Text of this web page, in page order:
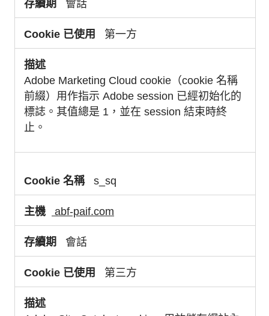
會話
第一方
Adobe Marketing Cloud cookie（cookie 名稱
前綴）用作指示 Adobe session 已經初始化的
標誌。其值總是 1，並在 session 結束時終
止。
s_sq
abf-paif.com
會話
第三方